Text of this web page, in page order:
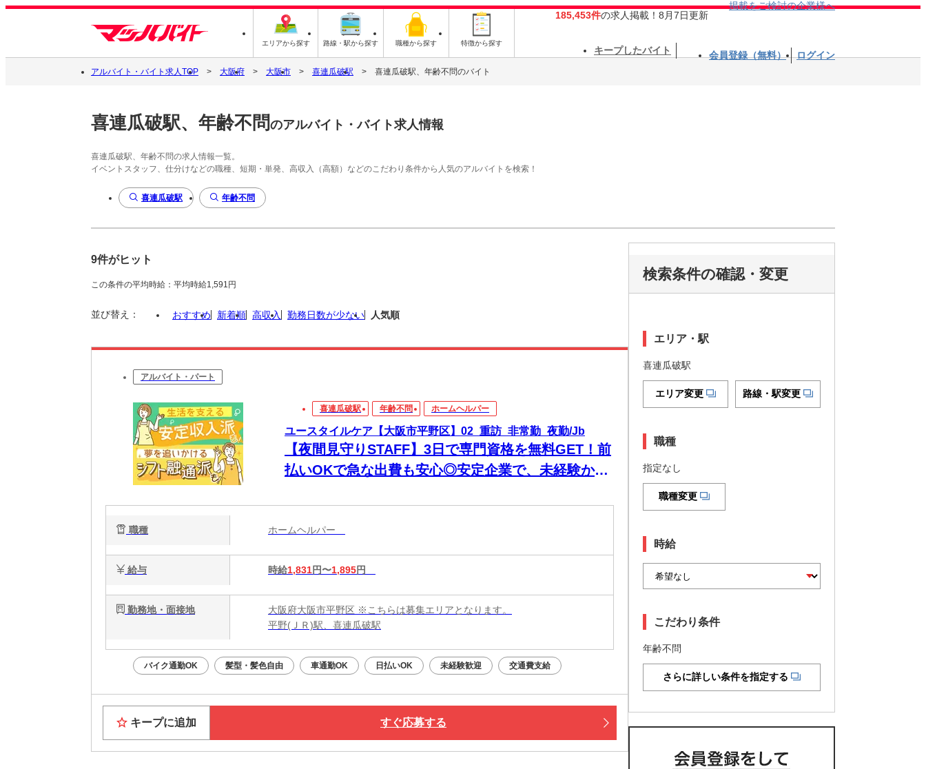
エリアから探す 路線・駅から探す 職種から探す 特徴から探す
185,453件の求人掲載！8月7日更新
掲載をご検討の企業様へ
キープしたバイト 会員登録（無料） ログイン
アルバイト・バイト求人TOP 大阪府 大阪市 喜連瓜破駅 喜連瓜破駅、年齢不問のバイト
喜連瓜破駅、年齢不問のアルバイト・バイト求人情報
喜連瓜破駅、年齢不問の求人情報一覧。
イベントスタッフ、仕分けなどの職種、短期・単発、高収入（高額）などのこだわり条件から人気のアルバイトを検索！
喜連瓜破駅 年齢不問
9件がヒット
この条件の平均時給：平均時給1,591円
並び替え： おすすめ 新着順 高収入 勤務日数が少ない 人気順
アルバイト・パート
喜連瓜破駅 年齢不問 ホームヘルパー
ユースタイルケア【大阪市平野区】02_重訪_非常勤_夜勤/Jb
【夜間見守りSTAFF】3日で専門資格を無料GET！前
払いOKで急な出費も安心◎安定企業で、未経験から
職種 ホームヘルパー
給与 時給1,831円〜1,895円
勤務地・面接地
大阪府大阪市平野区 ※こちらは募集エリアとなります。
平野(ＪＲ)駅、喜連瓜破駅
バイク通勤OK 髪型・髪色自由 車通勤OK 日払いOK 未経験歓迎 交通費支給
キープに追加 すぐ応募する
検索条件の確認・変更
エリア・駅
喜連瓜破駅
エリア変更 路線・駅変更
職種
指定なし
職種変更
時給
こだわり条件
年齢不問
さらに詳しい条件を指定する